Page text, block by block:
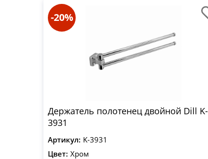
-20%
Держатель полотенец двойной Dill K-
3931
Артикул: K-3931
Цвет: Хром